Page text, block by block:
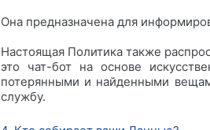
Она предназначена для
Настоящая Политика также
это чат-бот на основе
потерянными и найденными
службу.